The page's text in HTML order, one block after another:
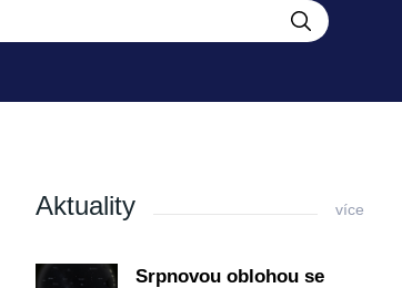
Aktuality více
Srpnovou oblohou se